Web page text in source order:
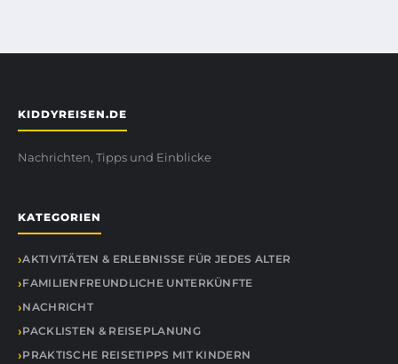
KIDDYREISEN.DE
Nachrichten, Tipps und Einblicke
KATEGORIEN
AKTIVITÄTEN & ERLEBNISSE FÜR JEDES ALTER
FAMILIENFREUNDLICHE UNTERKÜNFTE
NACHRICHT
PACKLISTEN & REISEPLANUNG
PRAKTISCHE REISETIPPS MIT KINDERN